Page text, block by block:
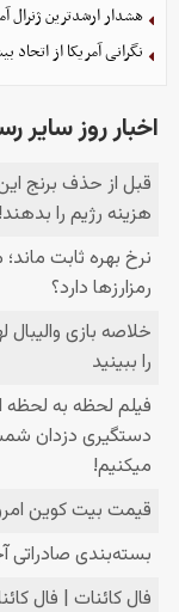
هشدار ارشدترین ژنرال
نگرانی آمریکا از